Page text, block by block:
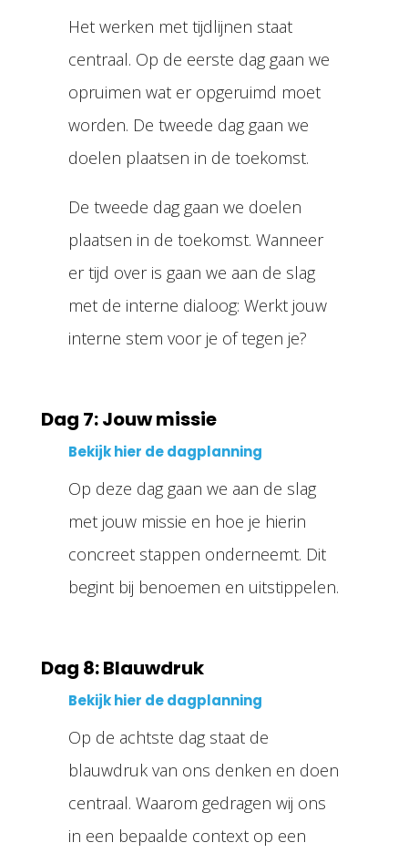
Het werken met tijdlijnen staat
centraal. Op de eerste dag gaan we
opruimen wat er opgeruimd moet
worden. De tweede dag gaan we
doelen plaatsen in de toekomst.
De tweede dag gaan we doelen
plaatsen in de toekomst. Wanneer
er tijd over is gaan we aan de slag
met de interne dialoog: Werkt jouw
interne stem voor je of tegen je?
Dag 7: Jouw missie
Bekijk hier de dagplanning
Op deze dag gaan we aan de slag
met jouw missie en hoe je hierin
concreet stappen onderneemt. Dit
begint bij benoemen en uitstippelen.
Dag 8: Blauwdruk
Bekijk hier de dagplanning
Op de achtste dag staat de
blauwdruk van ons denken en doen
centraal. Waarom gedragen wij ons
in een bepaalde context op een